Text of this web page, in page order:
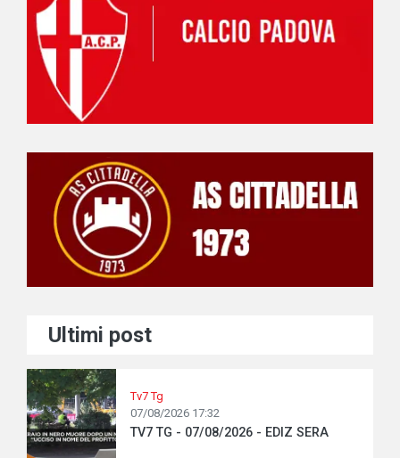
Ultimi post
Tv7 Tg
07/08/2026 17:32
TV7 TG - 07/08/2026 - EDIZ SERA